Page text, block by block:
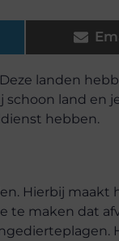
landen
schoon land en
hebben.
Hierbij maakt
te maken dat